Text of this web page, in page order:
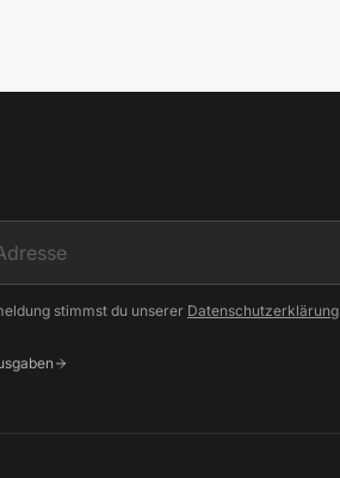
stimmst du unserer Datenschutzerklärung